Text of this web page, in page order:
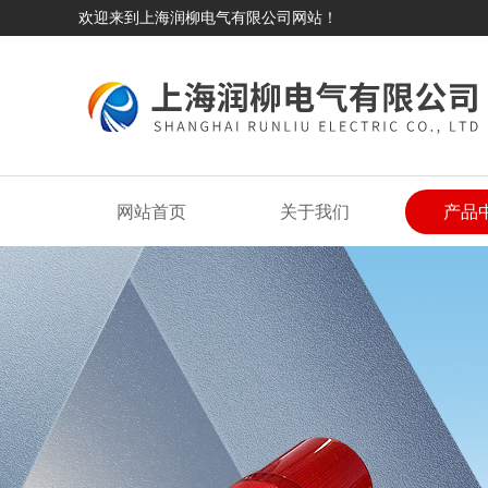
欢迎来到上海润柳电气有限公司网站！
网站首页 关于我们 产品